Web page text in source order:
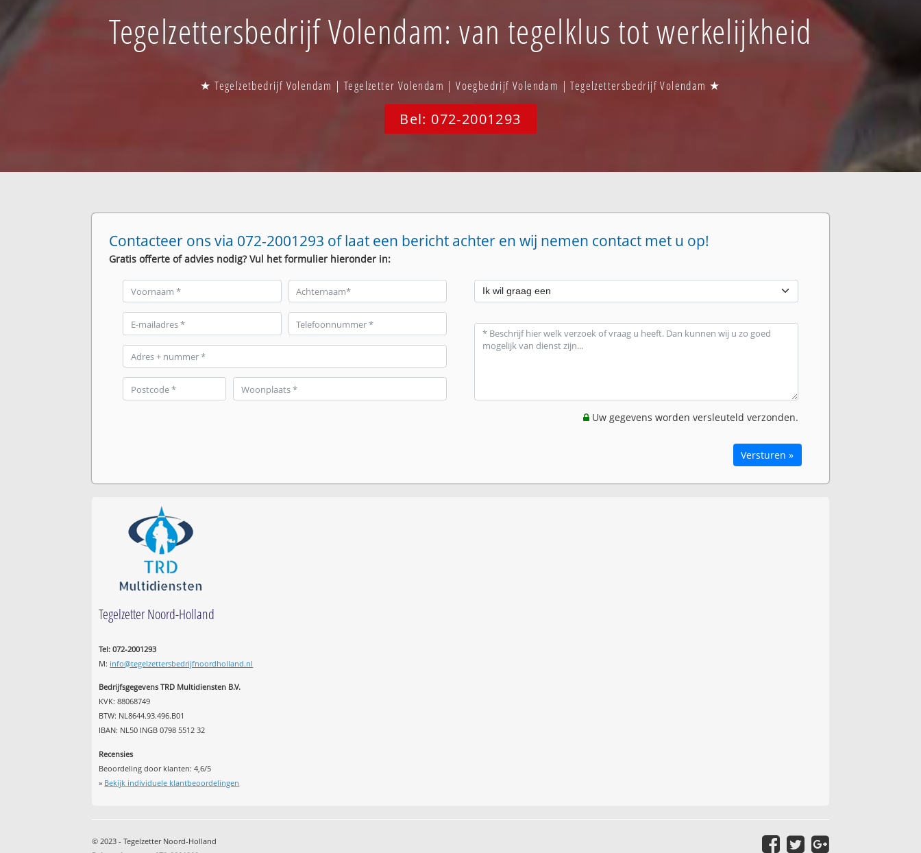
Tegelzettersbedrijf Volendam: van tegelklus tot werkelijkheid
★ Tegelzetbedrijf Volendam | Tegelzetter Volendam | Voegbedrijf Volendam | Tegelzettersbedrijf Volendam ★
Bel: 072-2001293
Contacteer ons via 072-2001293 of laat een bericht achter en wij nemen contact met u op!
Gratis offerte of advies nodig? Vul het formulier hieronder in:
Uw gegevens worden versleuteld verzonden.
Versturen »
Tegelzetter Noord-Holland
Tel: 072-2001293
M: info@tegelzettersbedrijfnoordholland.nl
Bedrijfsgegevens TRD Multidiensten B.V.
KVK: 88068749
BTW: NL8644.93.496.B01
IBAN: NL50 INGB 0798 5512 32
Recensies
Beoordeling door klanten:4,6/5
» Bekijk individuele klantbeoordelingen
© 2023 - Tegelzetter Noord-Holland